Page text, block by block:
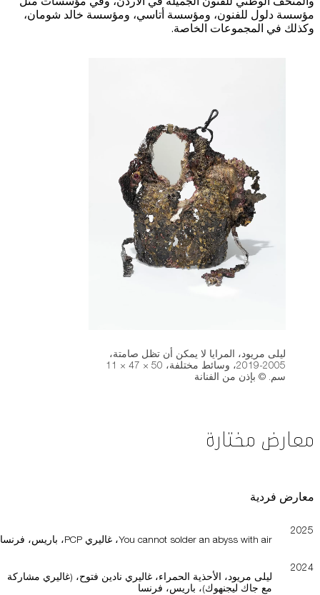
مؤسسة دلول للفنون، ومؤسسة أتاسي، ومؤسسة خالد شومان،
وكذلك في المجموعات الخاصة.
ليلى مريود، المرايا لا يمكن أن تظل صامتة،
2005-2019، وسائط مختلفة، 50 × 47 × 11
سم. © بإذن من الفنانة
معارض مختارة
معارض فردية
2025
You cannot solder an abyss with air، غاليري PCP، باريس، فرنسا
2024
ليلى مريود، الأحذية الحمراء، غاليري نادين فتوح، (غاليري مشاركة
مع جاك ليجنهوك)، باريس، فرنسا